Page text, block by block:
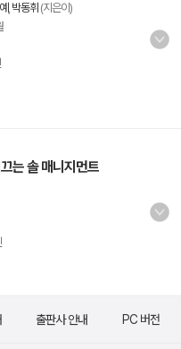
박동휘 (지은이)
는 솔 매니지먼트
출판사 안내 PC 버전